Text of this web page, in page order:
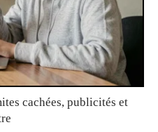
cachées, publicités et